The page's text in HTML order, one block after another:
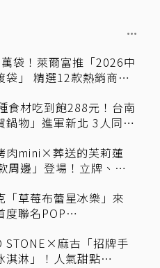
袋！萊爾富推「2026中
袋」 精選12款熱銷商品
食材吃到飽288元！台南
鍋物」進軍新北 3人同行
肉mini×葬送的芙莉蓮
周邊」登場！立牌、鑰
「草莓布蕾星冰樂」來
度聯名POP
ｘBearista小熊杯」
STONE×麻古「招牌手
淇淋」！人氣甜點